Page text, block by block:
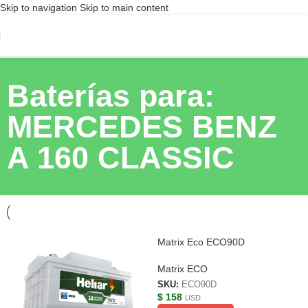
Skip to navigation Skip to main content
Baterías para:
MERCEDES BENZ
A 160 CLASSIC
Matrix Eco ECO90D
Matrix ECO
SKU: ECO90D
$ 158 USD